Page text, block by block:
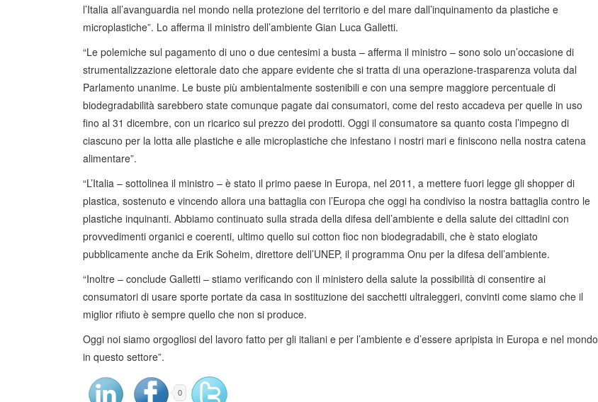
l’Italia all’avanguardia nel mondo nella protezione del territorio e del mare dall’inquinamento da plastiche e
microplastiche”. Lo afferma il ministro dell’ambiente Gian Luca Galletti.
“Le polemiche sul pagamento di uno o due centesimi a busta – afferma il ministro – sono solo un’occasione di
strumentalizzazione elettorale dato che appare evidente che si tratta di una operazione-trasparenza voluta dal
Parlamento unanime. Le buste più ambientalmente sostenibili e con una sempre maggiore percentuale di
biodegradabilità sarebbero state comunque pagate dai consumatori, come del resto accadeva per quelle in uso
fino al 31 dicembre, con un ricarico sul prezzo dei prodotti. Oggi il consumatore sa quanto costa l’impegno di
ciascuno per la lotta alle plastiche e alle microplastiche che infestano i nostri mari e finiscono nella nostra catena
alimentare”.
“L’Italia – sottolinea il ministro – è stato il primo paese in Europa, nel 2011, a mettere fuori legge gli shopper di
plastica, sostenuto e vincendo allora una battaglia con l’Europa che oggi ha condiviso la nostra battaglia contro le
plastiche inquinanti. Abbiamo continuato sulla strada della difesa dell’ambiente e della salute dei cittadini con
provvedimenti organici e coerenti, ultimo quello sui cotton fioc non biodegradabili, che è stato elogiato
pubblicamente anche da Erik Soheim, direttore dell’UNEP, il programma Onu per la difesa dell’ambiente.
“Inoltre – conclude Galletti – stiamo verificando con il ministero della salute la possibilità di consentire ai
consumatori di usare sporte portate da casa in sostituzione dei sacchetti ultraleggeri, convinti come siamo che il
miglior rifiuto è sempre quello che non si produce.
Oggi noi siamo orgogliosi del lavoro fatto per gli italiani e per l’ambiente e d’essere apripista in Europa e nel mondo
in questo settore”.
0